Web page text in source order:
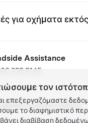
για οχήματα
Assistance
228 8145
συνεργάτη NACS
τον
επεξεργαζόμαστε
το διαφημιστικό
διαβίβαση